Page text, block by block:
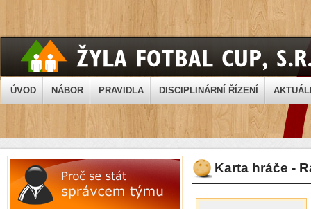
ÚVOD NÁBOR PRAVIDLA DISCIPLINÁRNÍ ŘÍZENÍ
Karta hráče -